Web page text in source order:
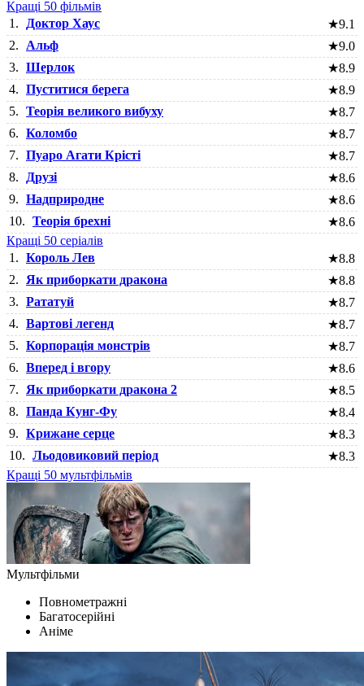
Кращі 50 фільмів
1.
Доктор Хаус ★9.1
2.
Альф ★9.0
3. Шерлок ★8.9
4. Пуститися берега ★8.9
5. Теорія великого вибуху ★8.7
6. Коломбо ★8.7
7. Пуаро Агати Крісті ★8.7
8.
Друзі ★8.6
9. Надприродне ★8.6
10. Теорія брехні ★8.6
Кращі 50 серіалів
1. Король Лев ★8.8
2.
Як приборкати дракона ★8.8
3. Рататуй ★8.7
4. Вартові легенд ★8.7
5. Корпорація монстрів ★8.7
6. Вперед і вгору ★8.6
7.
Як приборкати дракона 2 ★8.5
8. Панда Кунг-Фу ★8.4
9. Крижане серце ★8.3
10. Льодовиковий період ★8.3
Кращі 50 мультфільмів
Мультфільми
Повнометражні
Багатосерійні
Аніме